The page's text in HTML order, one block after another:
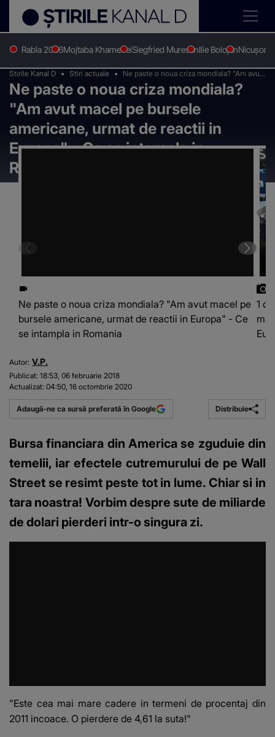
Rabla 2026Mojtaba KhameneiSiegfried MuresanIlie BolojanNicușor
Stirile Kanal D Stiri actuale
Ne paste o noua criza mondiala? "Am avut
macel pe bursele americane, urmat de
reactii in Europa" - Ce se intampla in
Romania
Ne paste o noua criza mondiala?
"Am avut macel pe bursele
americane, urmat de reactii in
Europa" - Ce se intampla in
Romania
Ne paste o noua criza mondiala? "Am avut macel pe
bursele americane, urmat de reactii in Europa" - Ce
se intampla in Romania
1
Autor: V.P.
Publicat: 18:53, 06 februarie 2018
Actualizat: 04:50, 16 octombrie 2020
Adaugă-ne ca sursă preferată în Google Distribuie
Bursa financiara din America se zguduie din
temelii, iar efectele cutremurului de pe Wall
Street se resimt peste tot in lume. Chiar si in
tara noastra! Vorbim despre sute de miliarde
de dolari pierderi intr-o singura zi.
"Este cea mai mare cadere in termeni de procentaj din
2011 incoace. O pierdere de 4,61 la suta!"